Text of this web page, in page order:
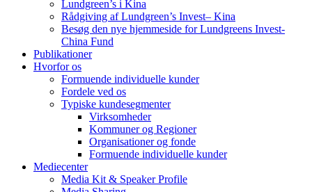
Lundgreen’s i Kina
Rådgiving af Lundgreen’s Invest– Kina
Besøg den nye hjemmeside for Lundgreens Invest-
China Fund
Publikationer
Hvorfor os
Formuende individuelle kunder
Fordele ved os
Typiske kundesegmenter
Virksomheder
Kommuner og Regioner
Organisationer og fonde
Formuende individuelle kunder
Mediecenter
Media Kit & Speaker Profile